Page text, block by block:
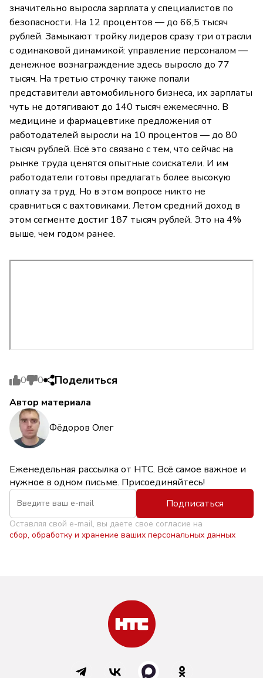
значительно выросла зарплата у специалистов по
безопасности. На 12 процентов — до 66,5 тысяч
рублей. Замыкают тройку лидеров сразу три отрасли
с одинаковой динамикой: управление персоналом —
денежное вознаграждение здесь выросло до 77
тысяч. На третью строчку также попали
представители автомобильного бизнеса, их зарплаты
чуть не дотягивают до 140 тысяч ежемесячно. В
медицине и фармацевтике предложения от
работодателей выросли на 10 процентов — до 80
тысяч рублей. Всё это связано с тем, что сейчас на
рынке труда ценятся опытные соискатели. И им
работодатели готовы предлагать более высокую
оплату за труд. Но в этом вопросе никто не
сравниться с вахтовиками. Летом средний доход в
этом сегменте достиг 187 тысяч рублей. Это на 4%
выше, чем годом ранее.
0 0 Поделиться
Автор материала
Фёдоров Олег
Еженедельная рассылка от НТС. Всё самое важное и
нужное в одном письме. Присоединяйтесь!
Подписаться
Оставляя свой e-mail, вы даете свое согласие на
сбор, обработку и хранение ваших персональных данных